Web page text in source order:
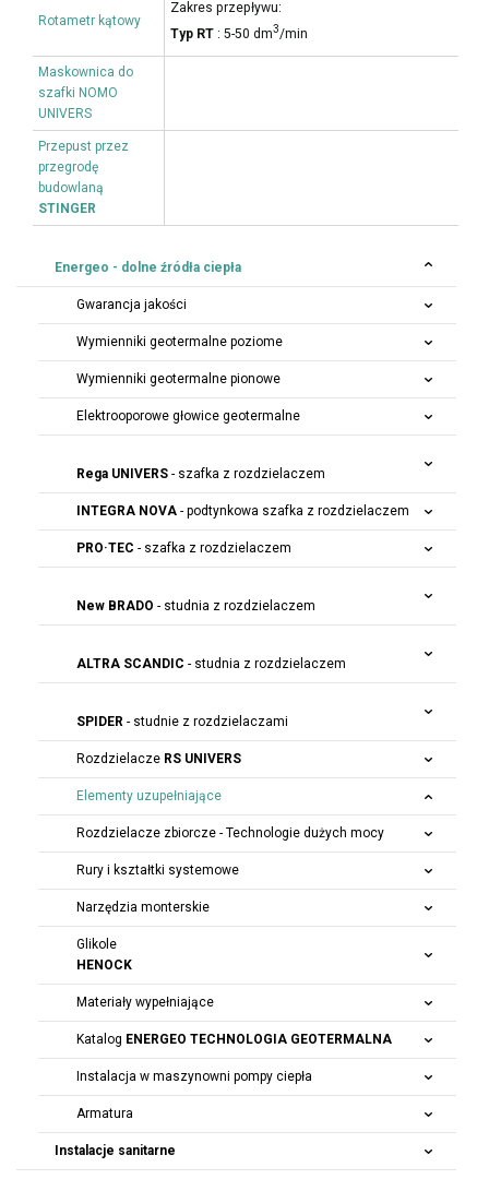
Rotametr kątowy
Zakres przepływu:
Typ RT : 5-50 dm3/min
Maskownica do
szafki NOMO
UNIVERS
Przepust przez
przegrodę
budowlaną
STINGER
Energeo - dolne źródła ciepła
Gwarancja jakości
Wymienniki geotermalne poziome
Wymienniki geotermalne pionowe
Elektrooporowe głowice geotermalne
Rega UNIVERS - szafka z rozdzielaczem
INTEGRA NOVA - podtynkowa szafka z rozdzielaczem
PRO·TEC - szafka z rozdzielaczem
New BRADO - studnia z rozdzielaczem
ALTRA SCANDIC - studnia z rozdzielaczem
SPIDER - studnie z rozdzielaczami
Rozdzielacze RS UNIVERS
Elementy uzupełniające
Rozdzielacze zbiorcze - Technologie dużych mocy
Rury i kształtki systemowe
Narzędzia monterskie
Glikole
HENOCK
Materiały wypełniające
Katalog ENERGEO TECHNOLOGIA GEOTERMALNA
Instalacja w maszynowni pompy ciepła
Armatura
Instalacje sanitarne